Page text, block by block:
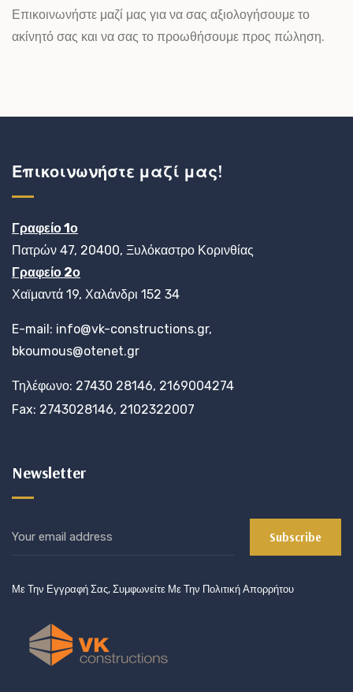
Επικοινωνήστε μαζί μας για να σας αξιολογήσουμε το
ακίνητό σας και να σας το προωθήσουμε προς πώληση.
Επικοινωνήστε μαζί μας!
Γραφείο 1ο
Πατρών 47, 20400, Ξυλόκαστρο Κορινθίας
Γραφείο 2ο
Χαϊμαντά 19, Χαλάνδρι 152 34
E-mail: info@vk-constructions.gr,
bkoumous@otenet.gr
Τηλέφωνο: 27430 28146, 2169004274
Fax: 2743028146, 2102322007
Newsletter
Με Την Εγγραφή Σας, Συμφωνείτε Με Την Πολιτική Απορρήτου